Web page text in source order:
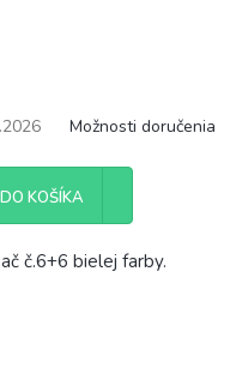
Možnosti doručenia
KOŠÍKA
č.6+6 bielej farby.